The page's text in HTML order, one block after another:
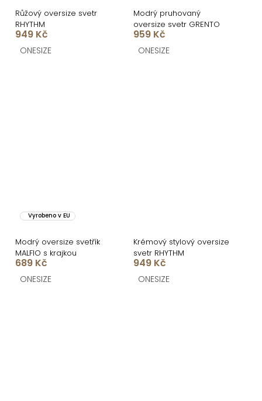
Růžový oversize svetr
RHYTHM
949 Kč
ONESIZE
Modrý pruhovaný
oversize svetr GRENTO
959 Kč
ONESIZE
Vyrobeno v EU
Modrý oversize svetřík
MALFIO s krajkou
689 Kč
ONESIZE
Krémový stylový oversize
svetr RHYTHM
949 Kč
ONESIZE